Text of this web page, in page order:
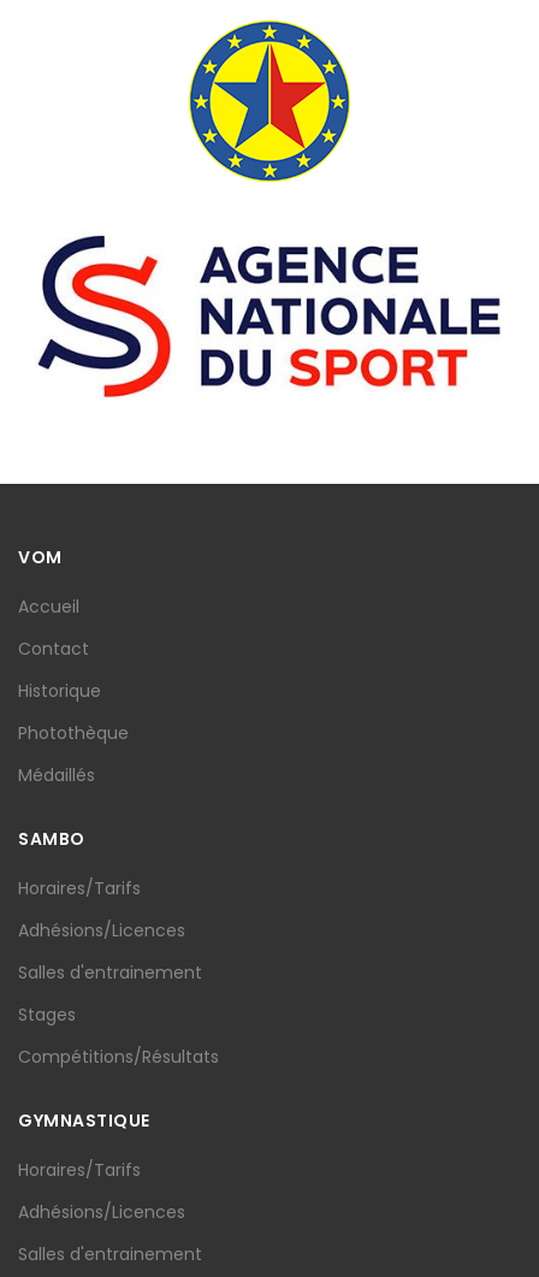
VOM
Accueil
Contact
Historique
Photothèque
Médaillés
SAMBO
Horaires/Tarifs
Adhésions/Licences
Salles d'entrainement
Stages
Compétitions/Résultats
GYMNASTIQUE
Horaires/Tarifs
Adhésions/Licences
Salles d'entrainement